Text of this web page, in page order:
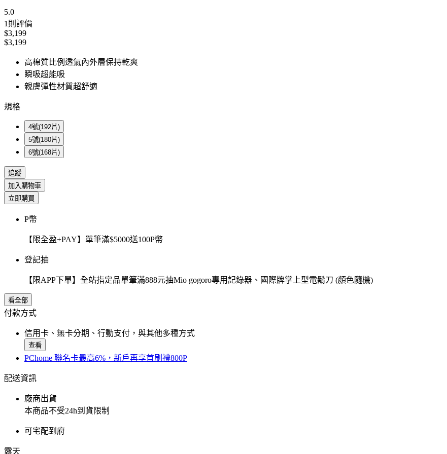
5.0
1則評價
$3,199
$3,199
高棉質比例透氣內外層保持乾爽
瞬吸超能吸
親膚彈性材質超舒適
規格
4號(192片)
5號(180片)
6號(168片)
追蹤
加入購物車
立即購買
P幣
【限全盈+PAY】單筆滿$5000送100P幣
登記抽
【限APP下單】全站指定品單筆滿888元抽Mio gogoro專用記錄器、國際牌掌上型電鬍刀 (顏色隨機)
看全部
付款方式
信用卡、無卡分期、行動支付，與其他多種方式
查看
PChome 聯名卡最高6%，新戶再享首刷禮800P
配送資訊
廠商出貨
本商品不受24h到貨限制
可宅配到府
露天